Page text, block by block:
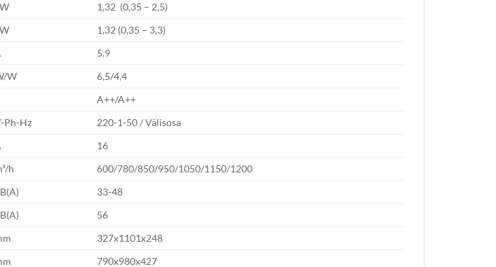
1,32 (0,35 – 2,5)
1,32 (0,35 – 3,3)
5.9
W
6,5/4,4
A++/A++
Ph-Hz
220-1-50 / Välisosa
16
h 600/780/850/950/1050/1150/1200
33-48
56
327x1101x248
790x980x427